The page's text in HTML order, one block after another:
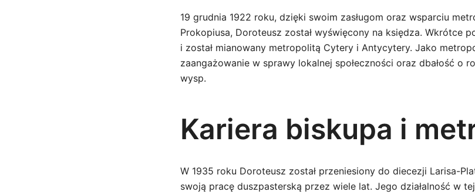
19 grudnia 1922 roku, dzięki swoim zasługom oraz wsparciu
Prokopiusa, Doroteusz został wyświęcony na księdza. Wkrótce
i został mianowany metropolitą Cytery i Antycytery. Jako
zaangażowanie w sprawy lokalnej społeczności oraz dbałość o
wysp.
Kariera biskupa i
W 1935 roku Doroteusz został przeniesiony do diecezji Larisa-
swoją pracę duszpasterską przez wiele lat. Jego działalność w